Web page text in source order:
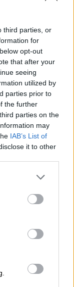
third parties, or
for
opt-out
that after your
seeing
utilized by
parties prior to
the further
parties on the
may
IAB’s List of
it to other
las